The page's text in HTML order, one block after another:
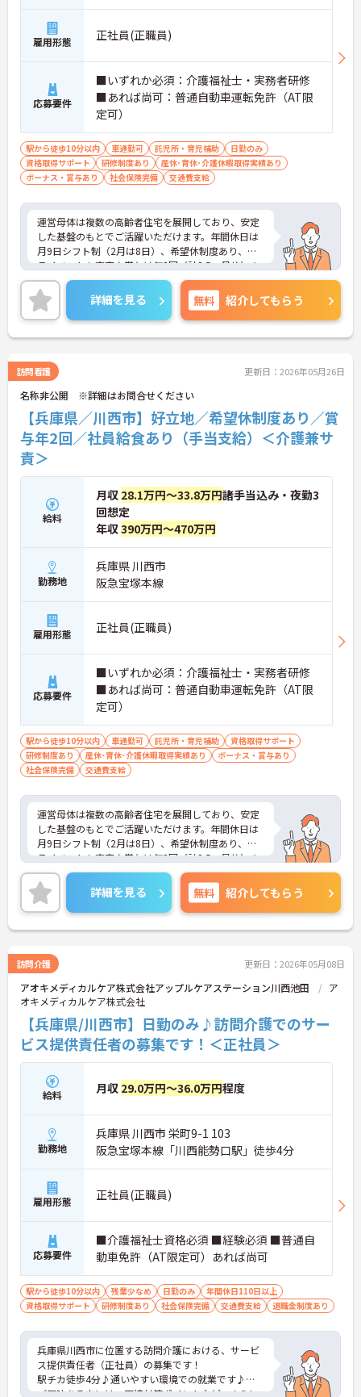
雇用形態 正社員(正職員)
応募要件
■いずれか必須：介護福祉士・実務者研修
■あれば尚可：普通自動車運転免許（AT限
定可）
駅から徒歩10分以内 車通勤可 託児所・育児補助
日勤のみ
資格取得サポート
研修制度あり
産休･育休･介護休暇取得実績あり
ボーナス・賞与あり
社会保険完備 交通費支給
運営母体は複数の高齢者住宅を展開しており、安定
した基盤のもとでご活躍いただけます。年間休日は
月9日シフト制（2月は8日）、希望休制度あり、プ
ライベートも充実♪賞与は年2回（計2.5ヶ月分）の
実績があり、頑張りが評価される環境です。社員給
食（食事補助手当5,600円支給）や育児給付金制度
（最大10万円支給）など、福利厚生も魅力。社内研
修や資格取得支援制度（対象資格の取得費用を最大
10万円まで補助）も整っており、スキルアップを目
など、さらに詳細をお話ししますのでお気軽にご相
談ください！
詳細を見る 無料 紹介してもらう
訪問看護 更新日：2026年05月26日
名称非公開 ※詳細はお問合せください
【兵庫県／川西市】好立地／希望休制度あり／賞
与年2回／社員給食あり（手当支給）＜介護兼サ
責＞
給料
月収 28.1万円～33.8万円諸手当込み・夜勤3
回想定
年収390万円～470万円
勤務地
兵庫県 川西市
阪急宝塚本線
雇用形態 正社員(正職員)
応募要件
■いずれか必須：介護福祉士・実務者研修
■あれば尚可：普通自動車運転免許（AT限
定可）
駅から徒歩10分以内 車通勤可 託児所・育児補助
資格取得サポート
研修制度あり
産休･育休･介護休暇取得実績あり
ボーナス・賞与あり
社会保険完備
交通費支給
運営母体は複数の高齢者住宅を展開しており、安定
した基盤のもとでご活躍いただけます。年間休日は
月9日シフト制（2月は8日）、希望休制度あり、プ
ライベートも充実♪賞与は年2回（計2.5ヶ月分）の
実績があり、頑張りが評価される環境です。社員給
食（食事補助手当5,600円支給）や育児給付金制度
（最大10万円支給）など、福利厚生も魅力。社内研
修や資格取得支援制度（対象資格の取得費用を最大
10万円まで補助）も整っており、スキルアップを目
など、さらに詳細をお話ししますのでお気軽にご相
談ください！
詳細を見る 無料 紹介してもらう
訪問介護 更新日：2026年05月08日
アオキメディカルケア株式会社アップルケアステーション川西池田
ア
オキメディカルケア株式会社
【兵庫県/川西市】日勤のみ♪訪問介護でのサー
ビス提供責任者の募集です！＜正社員＞
給料 月収 29.0万円～36.0万円程度
勤務地
兵庫県 川西市 栄町9-1 103
阪急宝塚本線「川西能勢口駅」徒歩4分
雇用形態 正社員(正職員)
応募要件
■介護福祉士資格必須 ■経験必須 ■普通自
動車免許（AT限定可）あれば尚可
駅から徒歩10分以内 残業少なめ 日勤のみ
年間休日110日以上
資格取得サポート
研修制度あり 社会保険完備 交通費支給 退職金制度あり
兵庫県川西市に位置する訪問介護における、サービ
ス提供責任者（正社員）の募集です！
駅チカ徒歩4分♪通いやすい環境での就業です♪
ご興味ある方には、面接対策ポイントなど、さらに